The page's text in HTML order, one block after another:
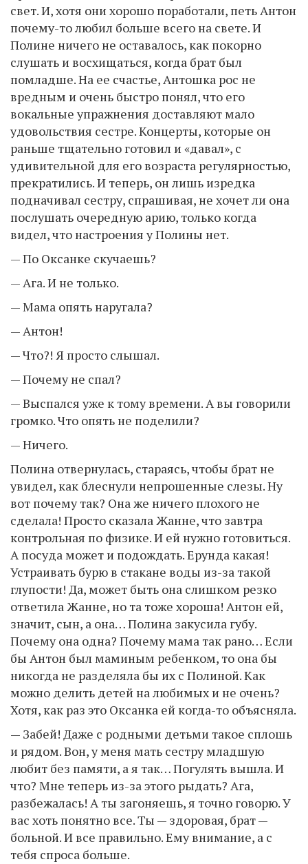
свет. И, хотя они хорошо поработали, петь Антон
почему-то любил больше всего на свете. И
Полине ничего не оставалось, как покорно
слушать и восхищаться, когда брат был
помладше. На ее счастье, Антошка рос не
вредным и очень быстро понял, что его
вокальные упражнения доставляют мало
удовольствия сестре. Концерты, которые он
раньше тщательно готовил и «давал», с
удивительной для его возраста регулярностью,
прекратились. И теперь, он лишь изредка
подначивал сестру, спрашивая, не хочет ли она
послушать очередную арию, только когда
видел, что настроения у Полины нет.
— По Оксанке скучаешь?
— Ага. И не только.
— Мама опять наругала?
— Антон!
— Что?! Я просто слышал.
— Почему не спал?
— Выспался уже к тому времени. А вы говорили
громко. Что опять не поделили?
— Ничего.
Полина отвернулась, стараясь, чтобы брат не
увидел, как блеснули непрошенные слезы. Ну
вот почему так? Она же ничего плохого не
сделала! Просто сказала Жанне, что завтра
контрольная по физике. И ей нужно готовиться.
А посуда может и подождать. Ерунда какая!
Устраивать бурю в стакане воды из-за такой
глупости! Да, может быть она слишком резко
ответила Жанне, но та тоже хороша! Антон ей,
значит, сын, а она… Полина закусила губу.
Почему она одна? Почему мама так рано… Если
бы Антон был маминым ребенком, то она бы
никогда не разделяла бы их с Полиной. Как
можно делить детей на любимых и не очень?
Хотя, как раз это Оксанка ей когда-то объясняла.
— Забей! Даже с родными детьми такое сплошь
и рядом. Вон, у меня мать сестру младшую
любит без памяти, а я так… Погулять вышла. И
что? Мне теперь из-за этого рыдать? Ага,
разбежалась! А ты загоняешь, я точно говорю. У
вас хоть понятно все. Ты — здоровая, брат —
больной. И все правильно. Ему внимание, а с
тебя спроса больше.